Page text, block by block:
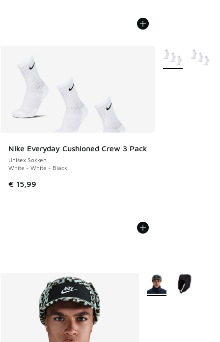
Nike Everyday Cushioned Crew 3 Pack
Unisex Sokken
White - White - Black
€ 15,99
Meer kleuren
Meer kleuren